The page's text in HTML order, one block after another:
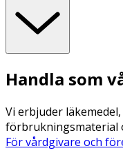
Handla som
Vi erbjuder
förbrukningsmaterial
För vårdgivare och